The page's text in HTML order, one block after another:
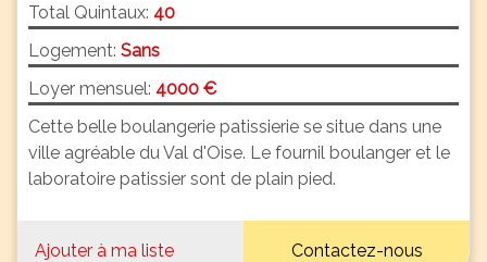
Total Quintaux: 40
Logement: Sans
Loyer mensuel: 4000 €
Cette belle boulangerie patissierie se situe dans une
ville agréable du Val d'Oise. Le fournil boulanger et le
laboratoire patissier sont de plain pied.
Ajouter à ma liste Contactez-nous